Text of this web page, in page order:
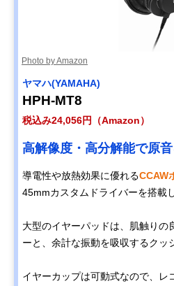
Photo by Amazon
ヤマハ(YAMAHA)
HPH-MT8
税込み24,056円（Amazon）
高解像度・高分解能で原
導電性や放熱効果に優れるCCAW
45mmカスタムドライバーを搭載
大型のイヤーパッドは、肌触りの
ーと、余計な振動を吸収するクッ
イヤーカップは可動式なので、レ